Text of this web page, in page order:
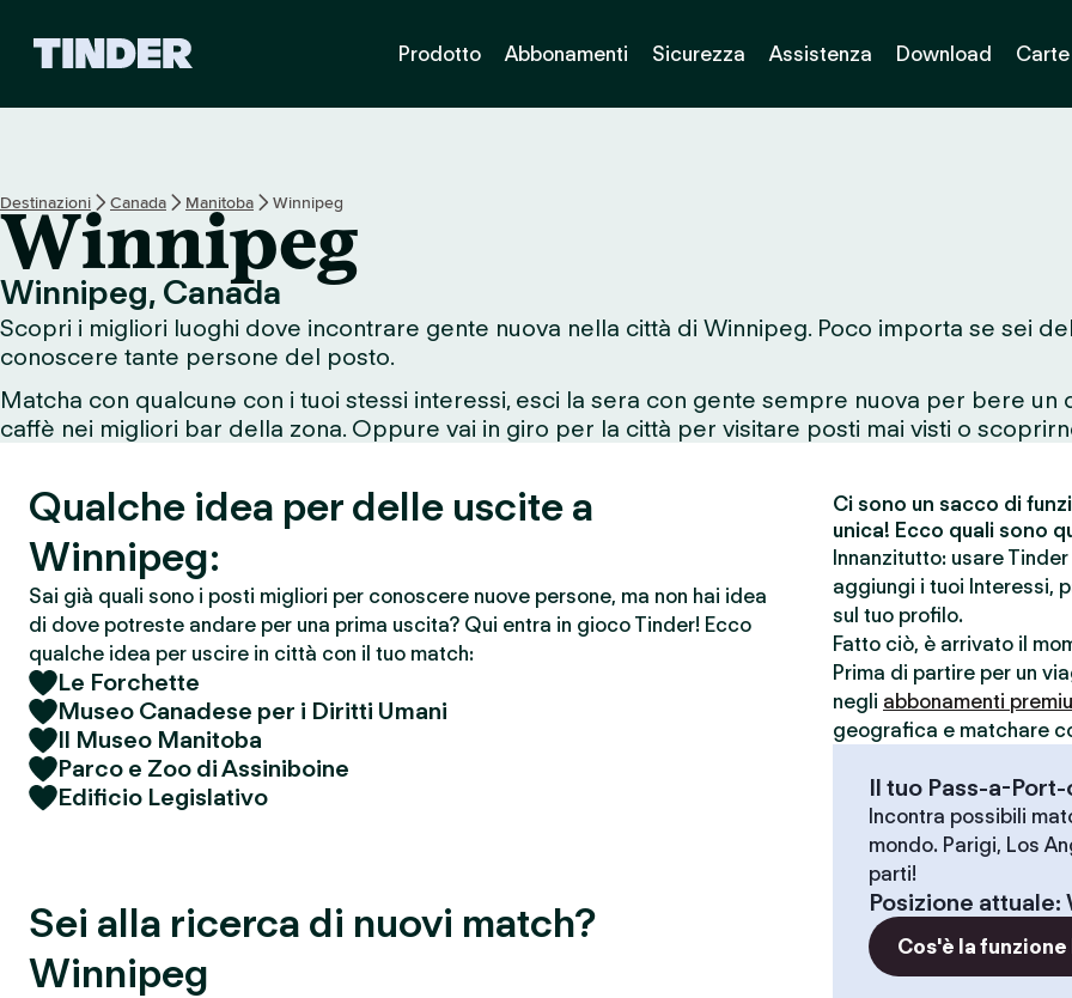
T
e
r
Prodotto Abbonamenti Sicurezza Assistenza Download
Destinazioni Canada Manitoba Winnipeg
Winnipeg
Winnipeg, Canada
Scopri i migliori luoghi dove incontrare gente nuova nella città di Winnipeg. Poco importa se sei
conoscere tante persone del posto.
Matcha con qualcunə con i tuoi stessi interessi, esci la sera con gente sempre nuova per bere
caffè nei migliori bar della zona. Oppure vai in giro per la città per visitare posti mai visti o
Qualche idea per delle uscite a
Winnipeg:
Sai già quali sono i posti migliori per conoscere nuove persone, ma non hai idea
di dove potreste andare per una prima uscita? Qui entra in gioco Tinder! Ecco
qualche idea per uscire in città con il tuo match:
Le Forchette
Museo Canadese per i Diritti Umani
Il Museo Manitoba
Parco e Zoo di Assiniboine
Edificio Legislativo
Sei alla ricerca di nuovi match?
Winnipeg
Ci sono un sacco di
unica! Ecco quali sono
Innanzitutto: usare
aggiungi i tuoi Interessi,
sul tuo profilo.
Fatto ciò, è arrivato il
Prima di partire per un
negli abbonamenti
geografica e matchare
Il tuo Pass-a-
Incontra possibili
mondo. Parigi, Los
parti!
Posizione attuale:
Cos'è la